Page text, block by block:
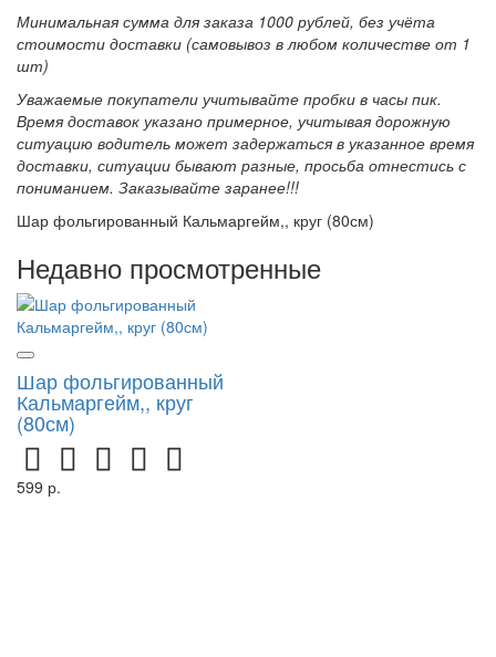
Минимальная сумма для заказа 1000 рублей, без учёта
стоимости доставки (самовывоз в любом количестве от 1
шт)
Уважаемые покупатели учитывайте пробки в часы пик.
Время доставок указано примерное, учитывая дорожную
ситуацию водитель может задержаться в указанное время
доставки, ситуации бывают разные, просьба отнестись с
пониманием. Заказывайте заранее!!!
Шар фольгированный Кальмаргейм,, круг (80см)
Недавно просмотренные
Шар фольгированный
Кальмаргейм,, круг
(80см)
599 р.